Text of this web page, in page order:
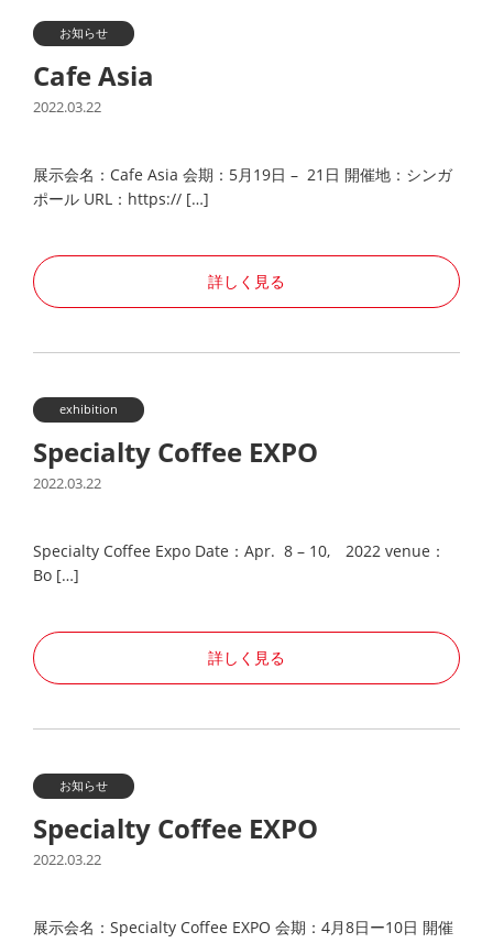
お知らせ
Cafe Asia
2022.03.22
展示会名：Cafe Asia 会期：5月19日 – 21日 開催地：シンガ
ポール URL：https:// […]
詳しく見る
exhibition
Specialty Coffee EXPO
2022.03.22
Specialty Coffee Expo Date：Apr. 8 – 10, 2022 venue：
Bo […]
詳しく見る
お知らせ
Specialty Coffee EXPO
2022.03.22
展示会名：Specialty Coffee EXPO 会期：4月8日ー10日 開催